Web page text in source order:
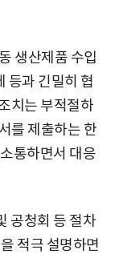
생산제품 수입
등과 긴밀히 협
치는 부적절하
를 제출하는 한
통하면서 대응
공청회 등 절차
적극 설명하면